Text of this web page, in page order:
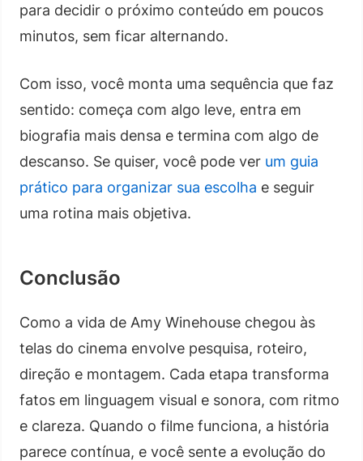
para decidir o próximo conteúdo em poucos
minutos, sem ficar alternando.
Com isso, você monta uma sequência que faz
sentido: começa com algo leve, entra em
biografia mais densa e termina com algo de
descanso. Se quiser, você pode ver um guia
prático para organizar sua escolha e seguir
uma rotina mais objetiva.
Conclusão
Como a vida de Amy Winehouse chegou às
telas do cinema envolve pesquisa, roteiro,
direção e montagem. Cada etapa transforma
fatos em linguagem visual e sonora, com ritmo
e clareza. Quando o filme funciona, a história
parece contínua, e você sente a evolução do